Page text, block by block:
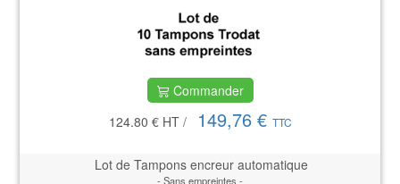
Commander
124.80 € HT/ 149,76 € TTC
Lot de Tampons encreur automatique
- Sans empreintes -